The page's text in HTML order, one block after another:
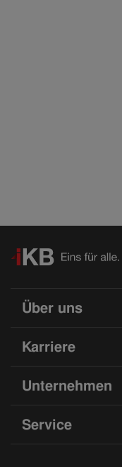
Über uns
Karriere
Unternehmen
Service